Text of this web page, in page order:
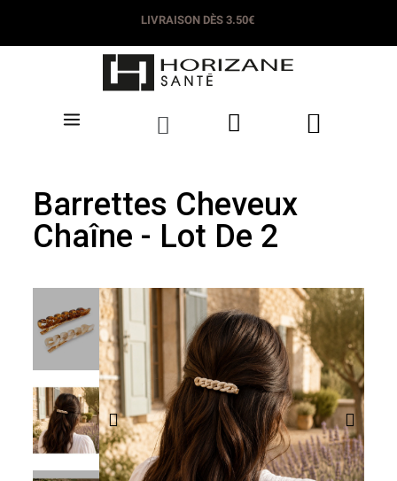
LIVRAISON DÈS 3.50€
Barrettes Cheveux
Chaîne - Lot De 2